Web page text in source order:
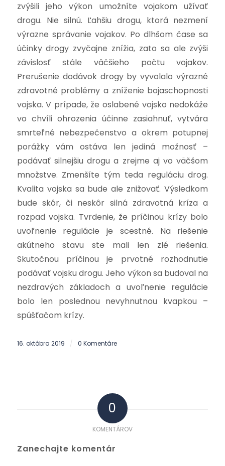
zvýšili jeho výkon umožníte vojakom užívať
drogu. Nie silnú. Ľahšiu drogu, ktorá nezmení
výrazne správanie vojakov. Po dlhšom čase sa
účinky drogy zvyčajne znížia, zato sa ale zvýši
závislosť stále väčšieho počtu vojakov.
Prerušenie dodávok drogy by vyvolalo výrazné
zdravotné problémy a zníženie bojaschopnosti
vojska. V prípade, že oslabené vojsko nedokáže
vo chvíli ohrozenia účinne zasiahnuť, vytvára
smrteľné nebezpečenstvo a okrem potupnej
porážky vám ostáva len jediná možnosť –
podávať silnejšiu drogu a zrejme aj vo väčšom
množstve. Zmenšíte tým teda reguláciu drog.
Kvalita vojska sa bude ale znižovať. Výsledkom
bude skôr, či neskôr silná zdravotná kríza a
rozpad vojska. Tvrdenie, že príčinou krízy bolo
uvoľnenie regulácie je scestné. Na riešenie
akútneho stavu ste mali len zlé riešenia.
Skutočnou príčinou je prvotné rozhodnutie
podávať vojsku drogu. Jeho výkon sa budoval na
nezdravých základoch a uvoľnenie regulácie
bolo len poslednou nevyhnutnou kvapkou –
spúšťačom krízy.
16. októbra 2019 / 0 Komentáre
0
KOMENTÁROV
Zanechajte komentár